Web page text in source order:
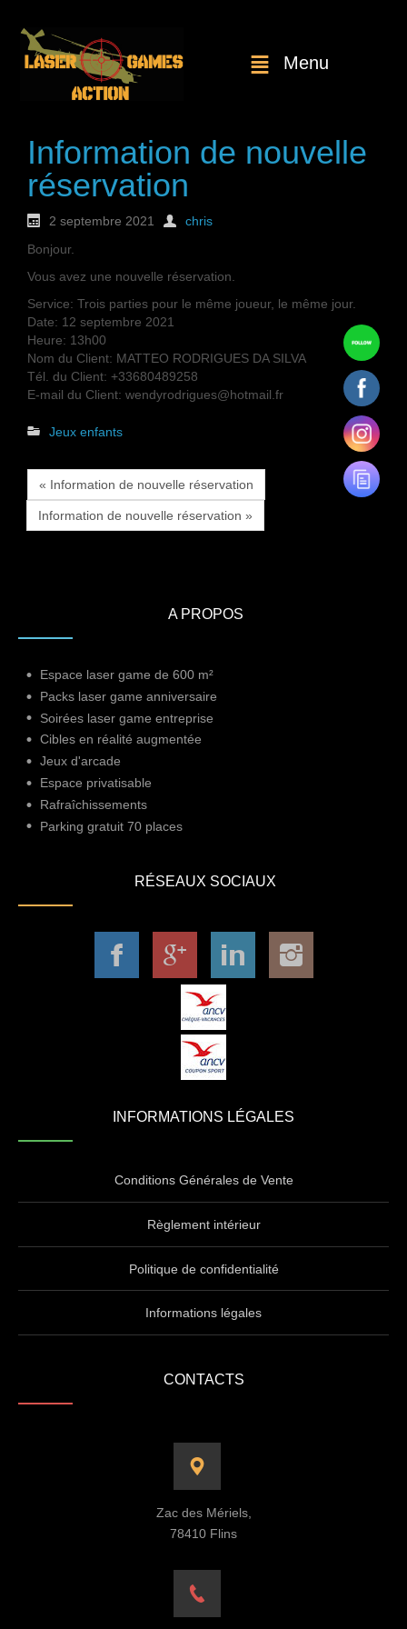
Menu
Information de nouvelle
réservation
2 septembre 2021
chris
Bonjour.
Vous avez une nouvelle réservation.
Service: Trois parties pour le même joueur, le même jour.
Date: 12 septembre 2021
Heure: 13h00
Nom du Client: MATTEO RODRIGUES DA SILVA
Tél. du Client: +33680489258
E-mail du Client: wendyrodrigues@hotmail.fr
Jeux enfants
« Information de nouvelle réservation
Information de nouvelle réservation »
A PROPOS
Espace laser game de 600 m²
Packs laser game anniversaire
Soirées laser game entreprise
Cibles en réalité augmentée
Jeux d'arcade
Espace privatisable
Rafraîchissements
Parking gratuit 70 places
RÉSEAUX SOCIAUX
INFORMATIONS LÉGALES
Conditions Générales de Vente
Règlement intérieur
Politique de confidentialité
Informations légales
CONTACTS
Zac des Mériels,
78410 Flins